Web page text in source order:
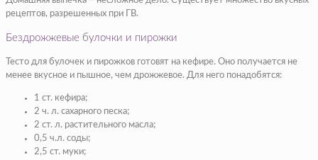
рецептов, разрешенных при ГВ.
Бездрожжевые булочки и пирожки
Тесто для булочек и пирожков готовят на кефире. Оно получается не
менее вкусное и пышное, чем дрожжевое. Для него понадобятся:
1 ст. кефира;
2 ч. л. сахарного песка;
2 ст. л. растительного масла;
0,5 ч.л. соды;
2,5 ст. муки;